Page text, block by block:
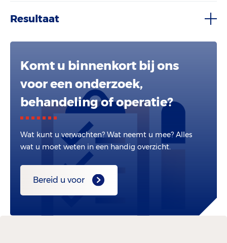
Resultaat
Komt u binnenkort bij ons
voor een onderzoek,
behandeling of operatie?
Wat kunt u verwachten? Wat neemt u mee? Alles
wat u moet weten in een handig overzicht.
Bereid u voor